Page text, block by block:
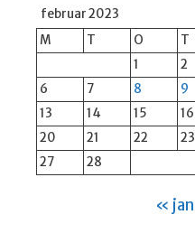
februar 2023
M
T O T
1
2
6
7 8 9
13
14 15 16
20
21 22 23
27
28
« jan